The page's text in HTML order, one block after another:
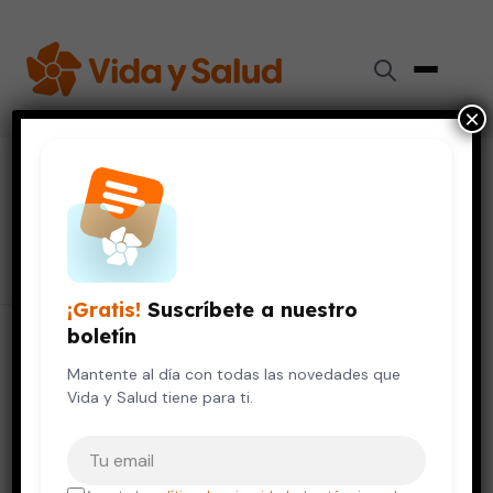
Sobre la Doctora Aliza
Sobre la Doctora Aliza
Sobre La Dra. Aliza
La Doctora Aliza A. Lifshitz, MD, fue la fundadora y
¡Gratis! Suscríbete a nuestro
boletín
Mantente al día con todas las novedades que
Vida y Salud tiene para ti.
×